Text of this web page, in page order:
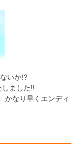
いか!?
ました!!
かなり早くエンディ